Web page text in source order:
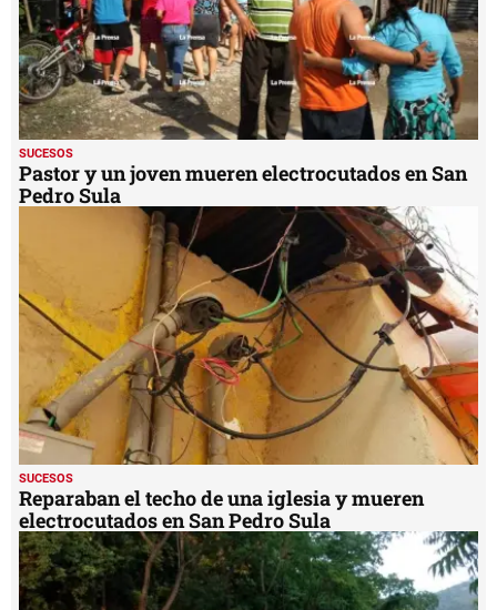
SUCESOS
Pastor y un joven mueren electrocutados en San
Pedro Sula
SUCESOS
Reparaban el techo de una iglesia y mueren
electrocutados en San Pedro Sula